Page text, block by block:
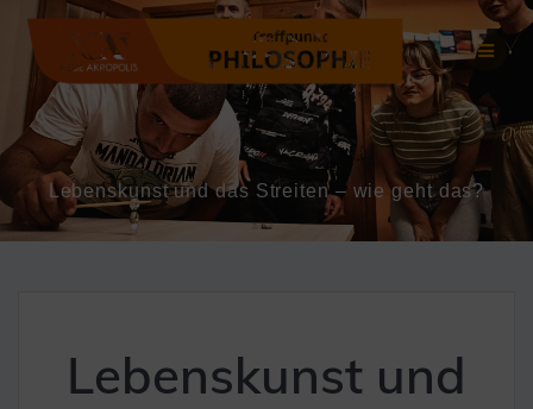
Zum
Inhalt
springen
Lebenskunst und das Streiten – wie geht das?
Lebenskunst und